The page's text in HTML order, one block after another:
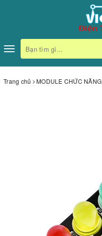
Toggle
navigation
Trang chủ MODULE CHỨC NĂNG